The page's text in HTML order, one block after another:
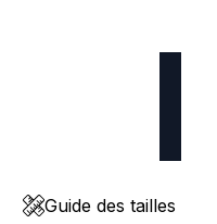
Guide des tailles